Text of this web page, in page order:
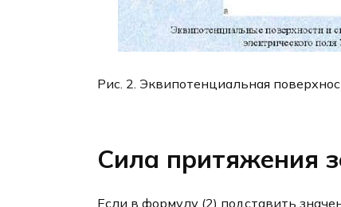
Рис. 2. Эквипотенциальная
Сила притяжения
Если в формулу (2) подставить